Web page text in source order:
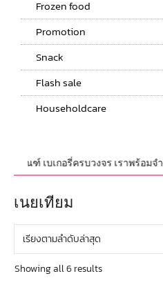
Frozen food
Promotion
Snack
Flash sale
Householdcare
ณฑ์ เบเกอรี่ครบวงจร เราพร้อมจ
เนยเทียม
Showing all 6 results